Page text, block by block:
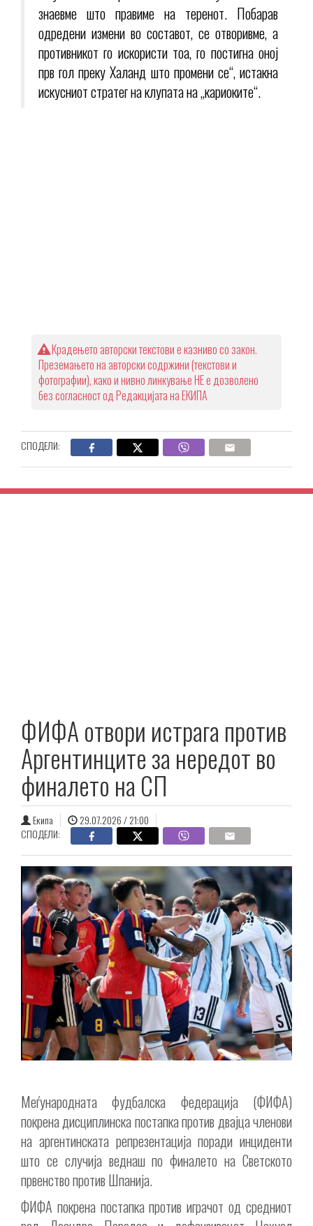
знаевме што правиме на теренот. Побарав
одредени измени во составот, се отворивме, а
противникот го искористи тоа, го постигна оној
прв гол преку Халанд што промени се“, истакна
искусниот стратег на клупата на „кариоките“.
Крадењето авторски текстови е казниво со закон.
Преземањето на авторски содржини (текстови и
фотографии), како и нивно линкување НЕ е дозволено
без согласност од Редакцијата на ЕКИПА
СПОДЕЛИ:
ФИФА отвори истрага против
Аргентинците за нередот во
финалето на СП
Екипа
29.07.2026 / 21:00
СПОДЕЛИ:
Меѓународната фудбалска федерација (ФИФА)
покрена дисциплинска постапка против двајца членови
на аргентинската репрезентација поради инциденти
што се случија веднаш по финалето на Светското
првенство против Шпанија.
ФИФА покрена постапка против играчот од средниот